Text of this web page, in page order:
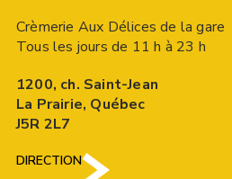
Crèmerie Aux Délices de la gare
Tous les jours de 11 h à 23 h
1200, ch. Saint-Jean
La Prairie, Québec
J5R 2L7
DIRECTION